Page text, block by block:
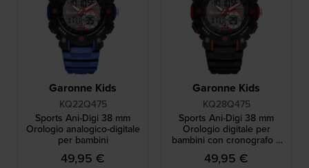
Garonne Kids
KQ22Q475
Sports Ani-Digi 38 mm
Orologio analogico-digitale
per bambini
49,95 €
Garonne Kids
KQ28Q475
Sports Ani-Digi 38 mm
Orologio digitale per
bambini con cronografo e
data
49,95 €